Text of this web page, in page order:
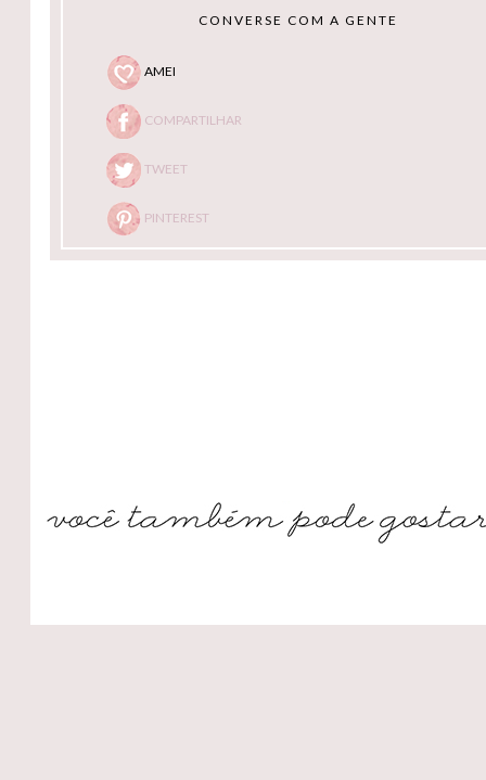
CONVERSE COM A GENTE
AMEI
COMPARTILHAR
TWEET
PINTEREST